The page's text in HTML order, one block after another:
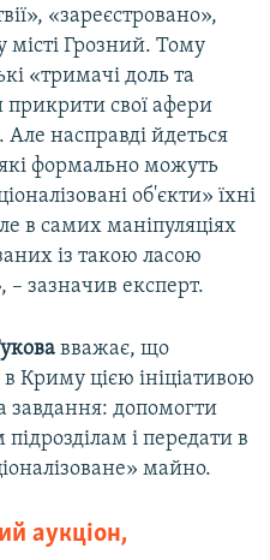
«зареєстровано»,
Грозний. Тому
«тримачі доль та
прикрити свої афери
насправді йдеться
формально можуть
об'єкти» їхні
в самих маніпуляціях
із такою ласою
зазначив експерт.
вважає, що
в Криму цією ініціативою
завдання: допомогти
і передати в
майно.
аукціон,